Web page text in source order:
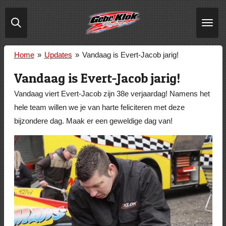
direct
naar
Home » Updates » Vandaag is Evert-Jacob jarig!
Vandaag is Evert-Jacob jarig!
Vandaag viert Evert-Jacob zijn 38e verjaardag! Namens het
hele team willen we je van harte feliciteren met deze
bijzondere dag. Maak er een geweldige dag van!